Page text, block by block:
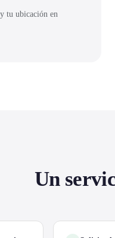
tu ubicación en
Un